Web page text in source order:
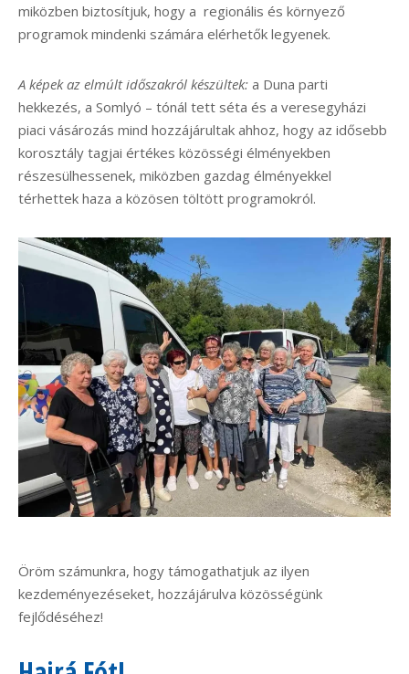
miközben biztosítjuk, hogy a regionális és környező
programok mindenki számára elérhetők legyenek.
A képek az elmúlt időszakról készültek: a Duna parti
hekkezés, a Somlyó – tónál tett séta és a veresegyházi
piaci vásározás mind hozzájárultak ahhoz, hogy az idősebb
korosztály tagjai értékes közösségi élményekben
részesülhessenek, miközben gazdag élményekkel
térhettek haza a közösen töltött programokról.
Öröm számunkra, hogy támogathatjuk az ilyen
kezdeményezéseket, hozzájárulva közösségünk
fejlődéséhez!